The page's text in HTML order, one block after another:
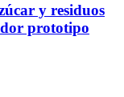
y residuos
prototipo